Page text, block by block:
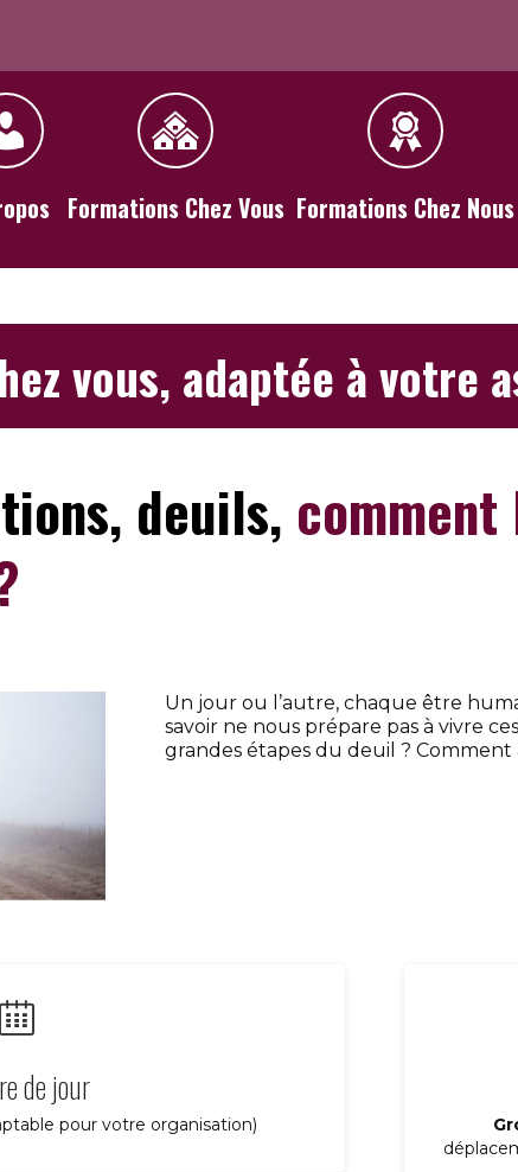
Formations Chez Vous Formations Chez Nous
vous, adaptée à
deuils,
Un jour ou l’autre, chaque être
savoir ne nous prépare pas à vivre
grandes étapes du deuil ?
de jour
pour votre organisation)